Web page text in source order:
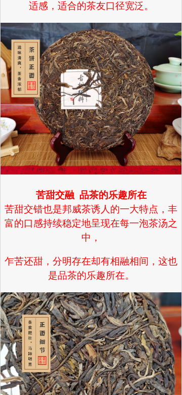
适感，适合的茶友口径宽泛。
苦甜交融 品茶的乐趣所在
苦甜交错也是邦威茶诱人的一大特点，丰
富的口感持续稳定地呈现在每一泡茶汤之
中，
乍苦还甜，分明存在却有相融相间，这也
是品茶的乐趣所在。